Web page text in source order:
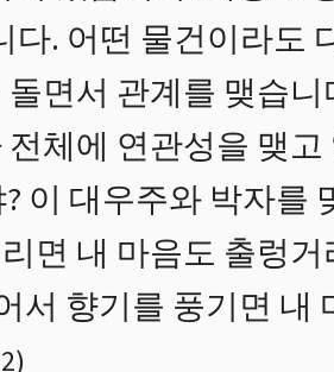
. 어떤 물건이라도
면서 관계를 맺습
체에 연관성을 맺고
이 대우주와 박자를
면 내 마음도 출렁
서 향기를 풍기면 내
)